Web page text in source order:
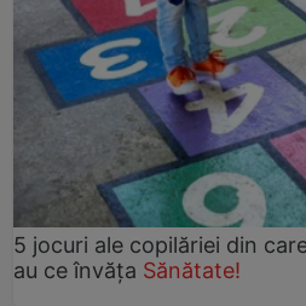
5 jocuri ale copilăriei din
au ce învăța Sănătate!